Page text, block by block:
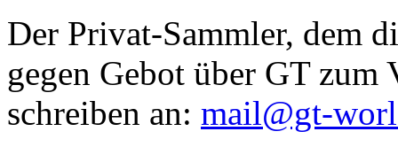
Der Privat-Sammler, dem
gegen Gebot über GT zum
schreiben an: mail@gt-